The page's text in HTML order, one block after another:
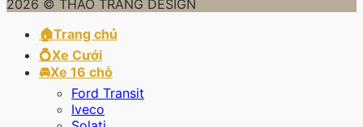
2026 © THAO TRANG DESIGN
🏠Trang chủ
💍Xe Cưới
🚘Xe 16 chỗ
Ford Transit
Iveco